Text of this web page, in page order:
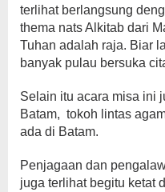
terlihat berlangsung
thema nats Alkitab dari
Tuhan adalah raja. Biar
banyak pulau bersuka
Selain itu acara misa ini
Batam, tokoh lintas
ada di Batam.
Penjagaan dan
juga terlihat begitu ketat